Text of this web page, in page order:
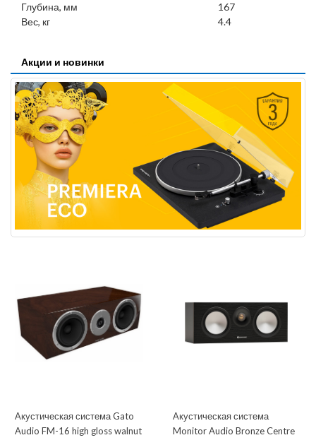
Глубина, мм
167
Вес, кг
4.4
Акции и новинки
Акустическая система Gato
Audio FM-16 high gloss walnut
Акустическая система
Monitor Audio Bronze Centre